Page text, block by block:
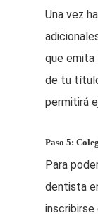
Una vez
que emita
de tu
permitirá
Paso 5:
Para
dentista
inscribirse